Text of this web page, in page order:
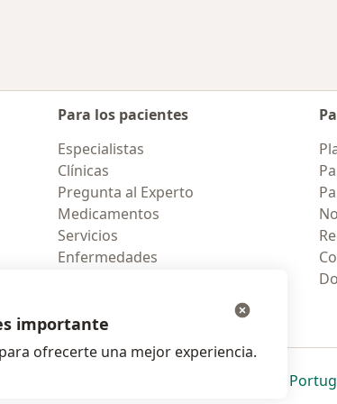
Para los pacientes
Especialistas
Clínicas
Pregunta al Experto
Medicamentos
Servicios
Enfermedades
se abre en una nueva pestaña
se abre en una nueva
se abre en
se
importante
ofrecerte una mejor experiencia.